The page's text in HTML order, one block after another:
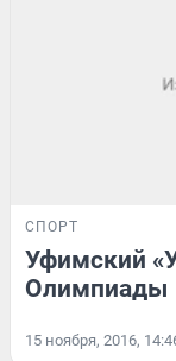
СПОРТ
Уфимский
Олимпиады
15 ноября, 2016,